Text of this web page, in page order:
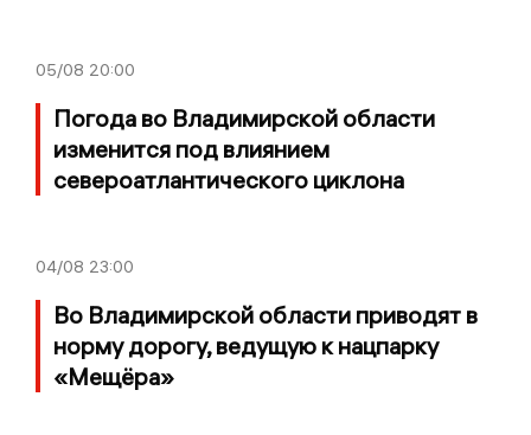
05/08 20:00
Погода во Владимирской области
изменится под влиянием
североатлантического циклона
04/08 23:00
Во Владимирской области приводят в
норму дорогу, ведущую к нацпарку
«Мещёра»